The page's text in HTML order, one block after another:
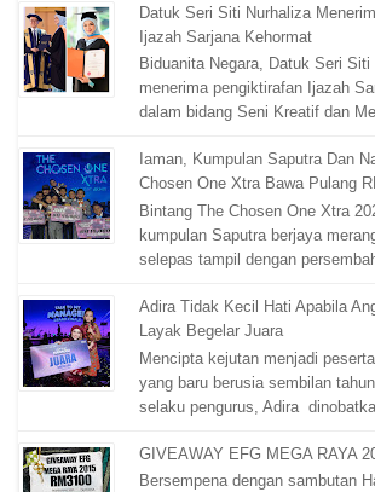
Datuk Seri Siti Nurhaliza
Ijazah Sarjana Kehormat
Biduanita Negara, Datuk Seri Siti
menerima pengiktirafan Ijazah
dalam bidang Seni Kreatif dan
Iaman, Kumpulan Saputra Dan
Chosen One Xtra Bawa Pulang
Bintang The Chosen One Xtra
kumpulan Saputra berjaya
selepas tampil dengan
Adira Tidak Kecil Hati Apabila
Layak Begelar Juara
Mencipta kejutan menjadi
yang baru berusia sembilan
selaku pengurus, Adira
GIVEAWAY EFG MEGA RAYA
Bersempena dengan sambutan